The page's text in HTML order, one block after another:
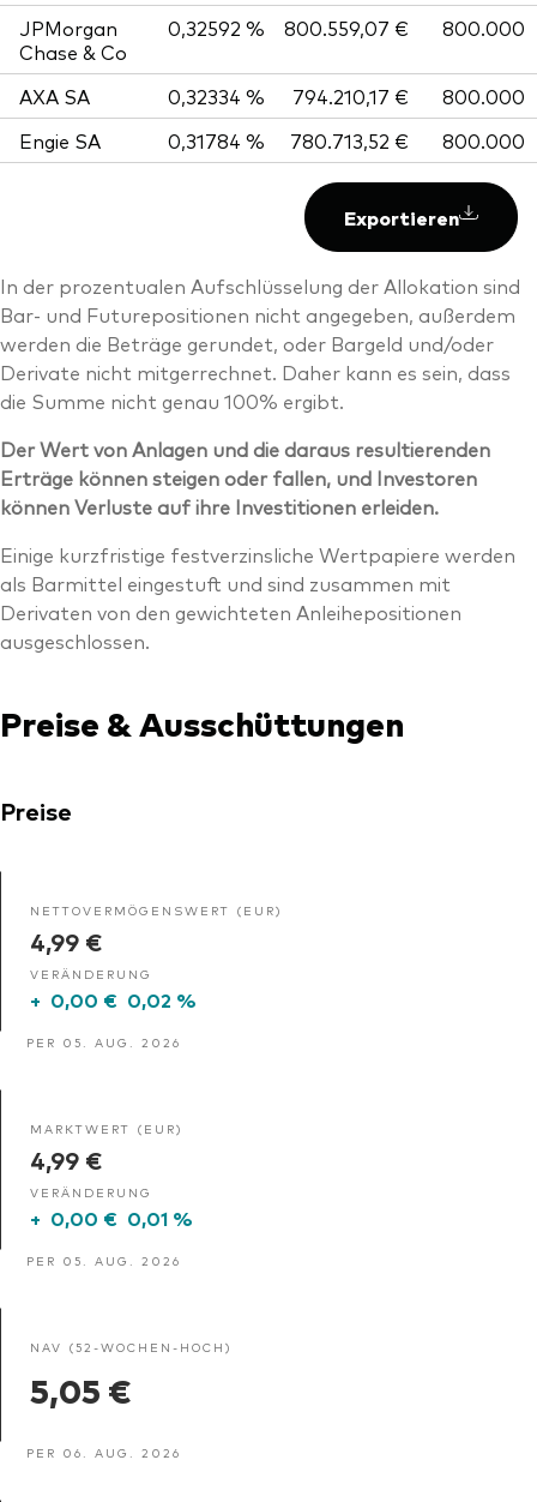
JPMorgan
Chase & Co
0,32592 % 800.559,07 € 800.000
AXA SA 0,32334 % 794.210,17 €
800.000
Engie SA
0,31784 % 780.713,52 € 800.000
Exportieren
In der prozentualen Aufschlüsselung der Allokation sind
Bar- und Futurepositionen nicht angegeben, außerdem
werden die Beträge gerundet, oder Bargeld und/oder
Derivate nicht mitgerrechnet. Daher kann es sein, dass
die Summe nicht genau 100% ergibt.
Der Wert von Anlagen und die daraus resultierenden
Erträge können steigen oder fallen, und Investoren
können Verluste auf ihre Investitionen erleiden.
Einige kurzfristige festverzinsliche Wertpapiere werden
als Barmittel eingestuft und sind zusammen mit
Derivaten von den gewichteten Anleihepositionen
ausgeschlossen.
Preise & Ausschüttungen
Preise
NETTOVERMÖGENSWERT (EUR)
4,99 €
VERÄNDERUNG
+ 0,00 € 0,02 %
PER 05. AUG. 2026
MARKTWERT (EUR)
4,99 €
VERÄNDERUNG
+ 0,00 € 0,01 %
PER 05. AUG. 2026
NAV (52-WOCHEN-HOCH)
5,05 €
PER 06. AUG. 2026